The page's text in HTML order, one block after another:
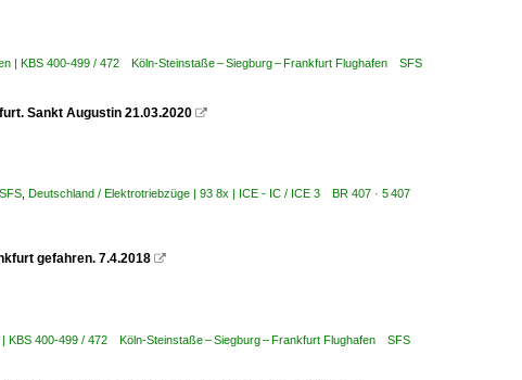
| KBS 400-499 / 472 Köln-Steinstaße – Siegburg – Frankfurt Flughafen SFS
Sankt Augustin 21.03.2020 
Deutschland / Elektrotriebzüge | 93 8x | ICE - IC / ICE 3 BR 407 · 5 407
gefahren. 7.4.2018 
KBS 400-499 / 472 Köln-Steinstaße – Siegburg – Frankfurt Flughafen SFS